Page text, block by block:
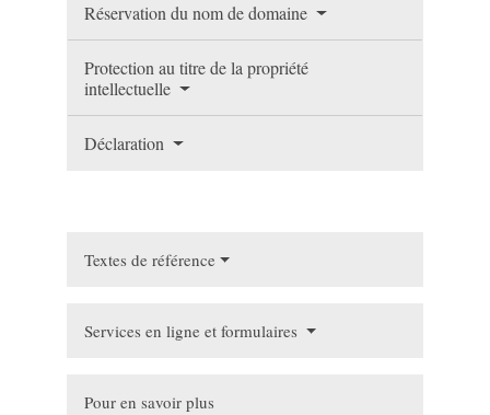
Réservation du nom de domaine
Protection au titre de la propriété
intellectuelle
Déclaration
Textes de référence
Services en ligne et formulaires
Pour en savoir plus